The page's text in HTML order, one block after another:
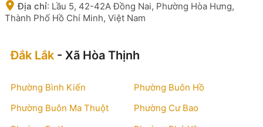
Địa chỉ: Lầu 5, 42-42A Đồng Nai, Phường Hòa Hưng,
Thành Phố Hồ Chí Minh, Việt Nam
Đắk Lắk - Xã Hòa Thịnh
Phường Bình Kiến
Phường Buôn Hồ
Phường Buôn Ma Thuột
Phường Cư Bao